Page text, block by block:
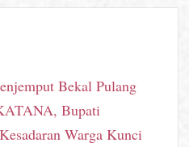
Bekal Pulang
Bupati
Warga Kunci